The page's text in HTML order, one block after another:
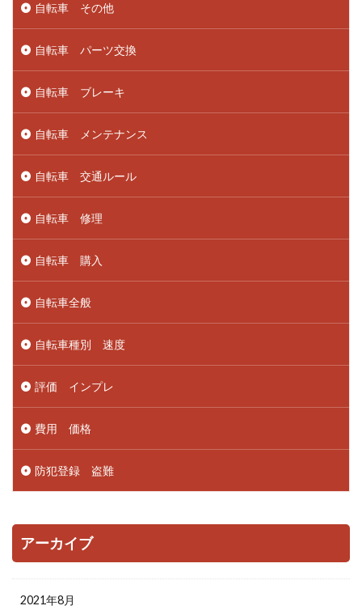
自転車 その他
自転車 パーツ交換
自転車 ブレーキ
自転車 メンテナンス
自転車 交通ルール
自転車 修理
自転車 購入
自転車全般
自転車種別 速度
評価 インプレ
費用 価格
防犯登録 盗難
アーカイブ
2021年8月